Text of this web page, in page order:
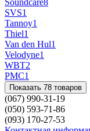
SVS1
Tannoy1
Thiel1
Van den Hul1
Velodyne1
WBT2
PMC1
Показать 78 товаров
(067) 990-31-19
(050) 593-71-86
(093) 170-27-53